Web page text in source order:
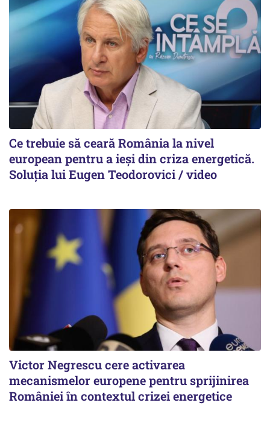
Ce trebuie să ceară România la nivel
european pentru a ieși din criza energetică.
Soluția lui Eugen Teodorovici / video
Victor Negrescu cere activarea
mecanismelor europene pentru sprijinirea
României în contextul crizei energetice